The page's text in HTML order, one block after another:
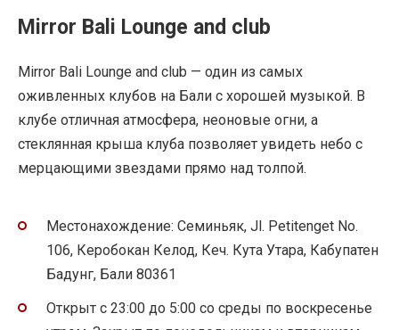
Mirror Bali Lounge and club
Mirror Bali Lounge and club — один из самых
оживленных клубов на Бали с хорошей музыкой. В
клубе отличная атмосфера, неоновые огни, а
стеклянная крыша клуба позволяет увидеть небо с
мерцающими звездами прямо над толпой.
Местонахождение: Семиньяк, Jl. Petitenget No.
106, Керобокан Келод, Кеч. Кута Утара, Кабупатен
Бадунг, Бали 80361
Открыт с 23:00 до 5:00 со среды по воскресенье